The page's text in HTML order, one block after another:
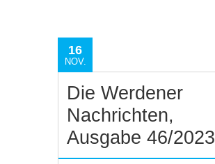
16
NOV.
Die Werdener
Nachrichten,
Ausgabe 46/2023